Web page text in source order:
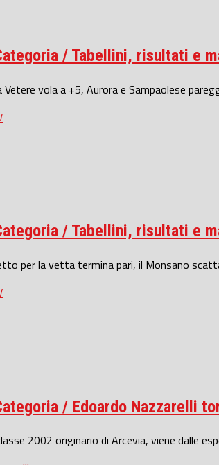
/ Tabellini, risultati e
Vetere vola a +5, Aurora e Sampaolese
/ Tabellini, risultati e
per la vetta termina pari, il Monsano
/ Edoardo Nazzarelli
2002 originario di Arcevia, viene dalle